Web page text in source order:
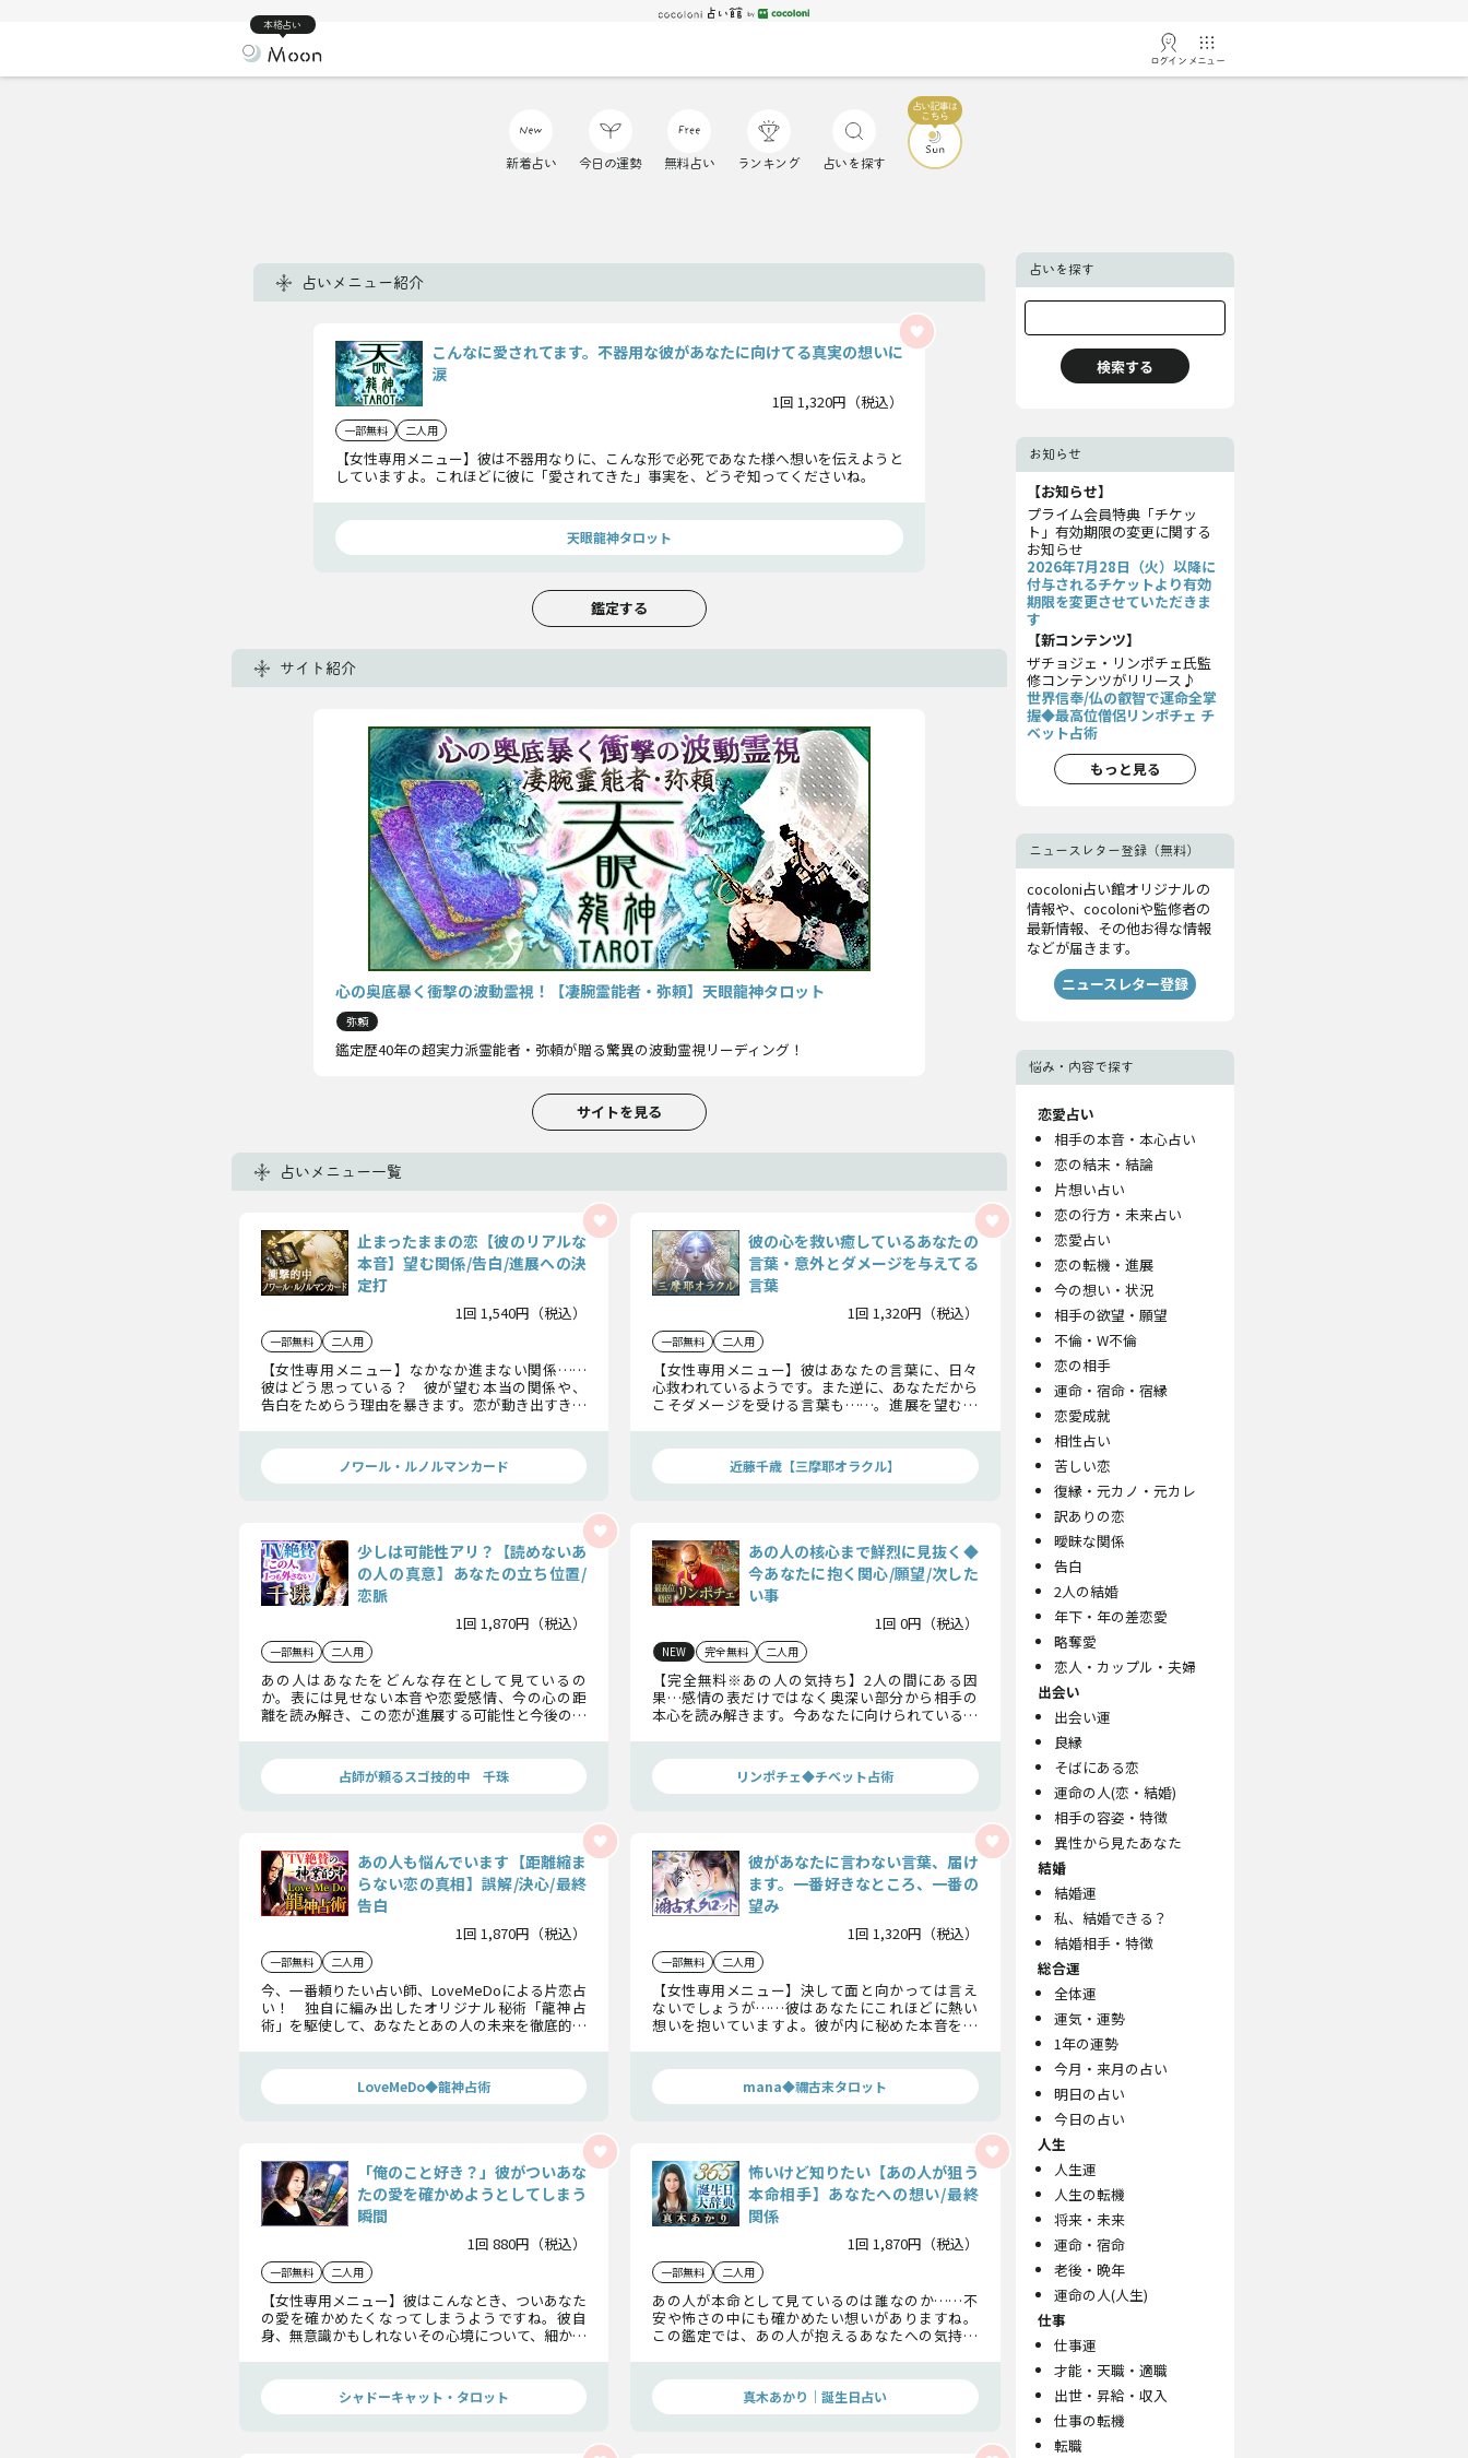
本格占い
ログイン メニュー
新着占い 今日の運勢 無料占い ランキング 占いを探す
占いメニュー紹介
こんなに愛されてます。不器用な彼があなたに向けてる真実の想いに
涙
1回 1,320円（税込）
一部無料 二人用
【女性専用メニュー】彼は不器用なりに、こんな形で必死であなた様へ想いを伝えようと
していますよ。これほどに彼に「愛されてきた」事実を、どうぞ知ってくださいね。
天眼龍神タロット
鑑定する
サイト紹介
心の奥底暴く衝撃の波動霊視！【凄腕霊能者・弥頼】天眼龍神タロット
弥頼
鑑定歴40年の超実力派霊能者・弥頼が贈る驚異の波動霊視リーディング！
サイトを見る
占いメニュー一覧
止まったままの恋【彼のリアルな
本音】望む関係/告白/進展への決
定打
1回 1,540円（税込）
一部無料 二人用
【女性専用メニュー】なかなか進まない関係……
彼はどう思っている？ 彼が望む本当の関係や、
告白をためらう理由を暴きます。恋が動き出すきっ
ノワール・ルノルマンカード
彼の心を救い癒しているあなたの
言葉・意外とダメージを与えてる
言葉
1回 1,320円（税込）
一部無料 二人用
【女性専用メニュー】彼はあなたの言葉に、日々
心救われているようです。また逆に、あなただから
こそダメージを受ける言葉も……。進展を望むな
近藤千歳【三摩耶オラクル】
少しは可能性アリ？【読めないあ
の人の真意】あなたの立ち位置/
恋脈
1回 1,870円（税込）
一部無料 二人用
あの人はあなたをどんな存在として見ているの
か。表には見せない本音や恋愛感情、今の心の距
離を読み解き、この恋が進展する可能性と今後の行
占師が頼るスゴ技的中 千珠
あの人の核心まで鮮烈に見抜く◆
今あなたに抱く関心/願望/次した
い事
1回 0円（税込）
NEW 完全無料 二人用
【完全無料※あの人の気持ち】2人の間にある因
果…感情の表だけではなく奥深い部分から相手の
本心を読み解きます。今あなたに向けられている関
リンポチェ◆チベット占術
あの人も悩んでいます【距離縮ま
らない恋の真相】誤解/決心/最終
告白
1回 1,870円（税込）
一部無料 二人用
今、一番頼りたい占い師、LoveMeDoによる片恋占
い！ 独自に編み出したオリジナル秘術「龍神占
術」を駆使して、あなたとあの人の未来を徹底的に
LoveMeDo◆龍神占術
彼があなたに言わない言葉、届け
ます。一番好きなところ、一番の
望み
1回 1,320円（税込）
一部無料 二人用
【女性専用メニュー】決して面と向かっては言え
ないでしょうが……彼はあなたにこれほどに熱い
想いを抱いていますよ。彼が内に秘めた本音を知
mana◆禰古末タロット
「俺のこと好き？」彼がついあな
たの愛を確かめようとしてしまう
瞬間
1回 880円（税込）
一部無料 二人用
【女性専用メニュー】彼はこんなとき、ついあなた
の愛を確かめたくなってしまうようですね。彼自
身、無意識かもしれないその心境について、細かく
シャドーキャット・タロット
怖いけど知りたい【あの人が狙う
本命相手】あなたへの想い/最終
関係
1回 1,870円（税込）
一部無料 二人用
あの人が本命として見ているのは誰なのか……不
安や怖さの中にも確かめたい想いがありますね。
この鑑定では、あの人が抱えるあなたへの気持ち
真木あかり｜誕生日占い
占いを探す
お知らせ
【お知らせ】
プライム会員特典「チケッ
ト」有効期限の変更に関する
お知らせ
2026年7月28日（火）以降に
付与されるチケットより有効
期限を変更させていただきま
す
【新コンテンツ】
ザチョジェ・リンポチェ氏監
修コンテンツがリリース♪
世界信奉/仏の叡智で運命全掌
握◆最高位僧侶リンポチェ チ
ベット占術
もっと見る
ニュースレター登録（無料）
cocoloni占い館オリジナルの
情報や、cocoloniや監修者の
最新情報、その他お得な情報
などが届きます。
ニュースレター登録
悩み・内容で探す
恋愛占い
相手の本音・本心占い
恋の結末・結論
片想い占い
恋の行方・未来占い
恋愛占い
恋の転機・進展
今の想い・状況
相手の欲望・願望
不倫・W不倫
恋の相手
運命・宿命・宿縁
恋愛成就
相性占い
苦しい恋
復縁・元カノ・元カレ
訳ありの恋
曖昧な関係
告白
2人の結婚
年下・年の差恋愛
略奪愛
恋人・カップル・夫婦
出会い
出会い運
良縁
そばにある恋
運命の人(恋・結婚)
相手の容姿・特徴
異性から見たあなた
結婚
結婚運
私、結婚できる？
結婚相手・特徴
総合運
全体運
運気・運勢
1年の運勢
今月・来月の占い
明日の占い
今日の占い
人生
人生運
人生の転機
将来・未来
運命・宿命
老後・晩年
運命の人(人生)
仕事
仕事運
才能・天職・適職
出世・昇給・収入
仕事の転機
転職